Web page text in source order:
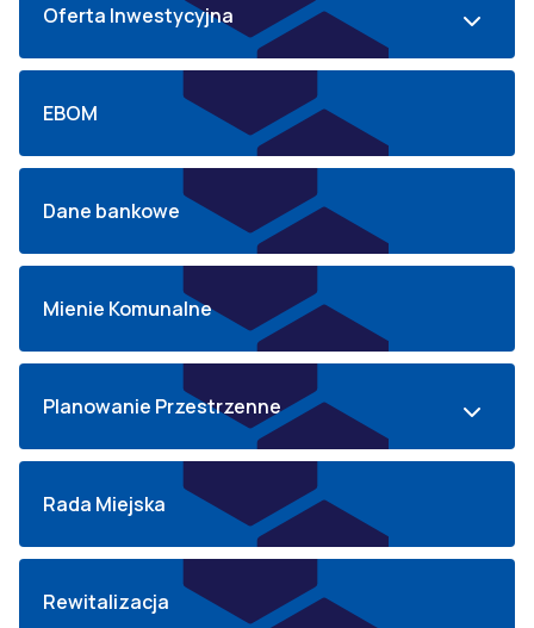
Oferta Inwestycyjna
EBOM
Dane bankowe
Mienie Komunalne
Planowanie Przestrzenne
Rada Miejska
Rewitalizacja